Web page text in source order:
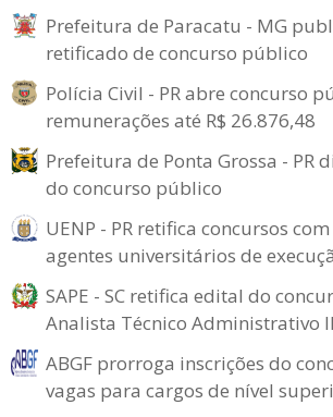
Prefeitura de Paracatu - MG
retificado de concurso público
Polícia Civil - PR abre concurso
remunerações até R$ 26.876,48
Prefeitura de Ponta Grossa - PR
do concurso público
UENP - PR retifica concursos
agentes universitários de
SAPE - SC retifica edital do
Analista Técnico Administrativo II
ABGF prorroga inscrições do
vagas para cargos de nível